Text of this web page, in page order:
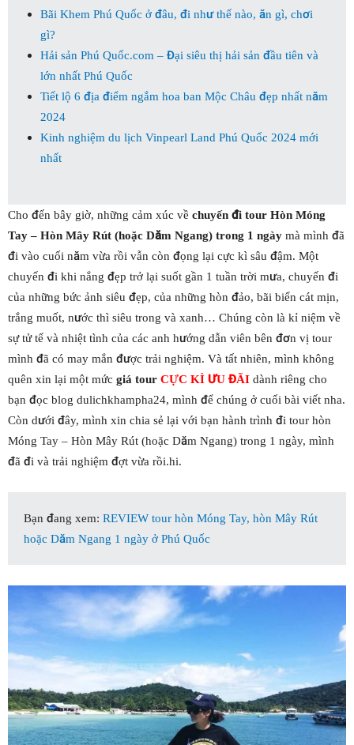
Bãi Khem Phú Quốc ở đâu, đi như thế nào, ăn gì, chơi
gì?
Hải sản Phú Quốc.com – Đại siêu thị hải sản đầu tiên và
lớn nhất Phú Quốc
Tiết lộ 6 địa điểm ngắm hoa ban Mộc Châu đẹp nhất năm
2024
Kinh nghiệm du lịch Vinpearl Land Phú Quốc 2024 mới
nhất
Cho đến bây giờ, những cảm xúc về chuyến đi tour Hòn Móng
Tay – Hòn Mây Rút (hoặc Dăm Ngang) trong 1 ngày mà mình đã
đi vào cuối năm vừa rồi vẫn còn đọng lại cực kì sâu đậm. Một
chuyến đi khi nắng đẹp trở lại suốt gần 1 tuần trời mưa, chuyến đi
của những bức ảnh siêu đẹp, của những hòn đảo, bãi biển cát mịn,
trắng muốt, nước thì siêu trong và xanh… Chúng còn là kỉ niệm về
sự tử tế và nhiệt tình của các anh hướng dẫn viên bên đơn vị tour
mình đã có may mắn được trải nghiệm. Và tất nhiên, mình không
quên xin lại một mức giá tour CỰC KÌ ƯU ĐÃI dành riêng cho
bạn đọc blog dulichkhampha24, mình để chúng ở cuối bài viết nha.
Còn dưới đây, mình xin chia sẻ lại với bạn hành trình đi tour hòn
Móng Tay – Hòn Mây Rút (hoặc Dăm Ngang) trong 1 ngày, mình
đã đi và trải nghiệm đợt vừa rồi.hi.
Bạn đang xem: REVIEW tour hòn Móng Tay, hòn Mây Rút
hoặc Dăm Ngang 1 ngày ở Phú Quốc